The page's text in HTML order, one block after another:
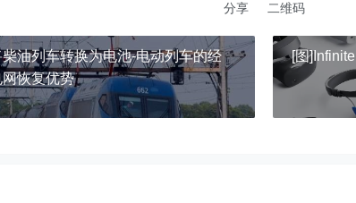
分享 二维码
油列车转换为电池-电动列车的经
恢复优势
[图